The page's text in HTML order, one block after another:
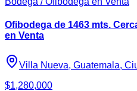
Ofibodega de 1463 mts.
en Venta
Villa Nueva, Guatemala,
$1,280,000